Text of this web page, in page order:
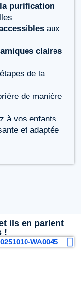
purification
aux
claires
de la
de manière
à vos enfants
et adaptée
ils en parlent
!